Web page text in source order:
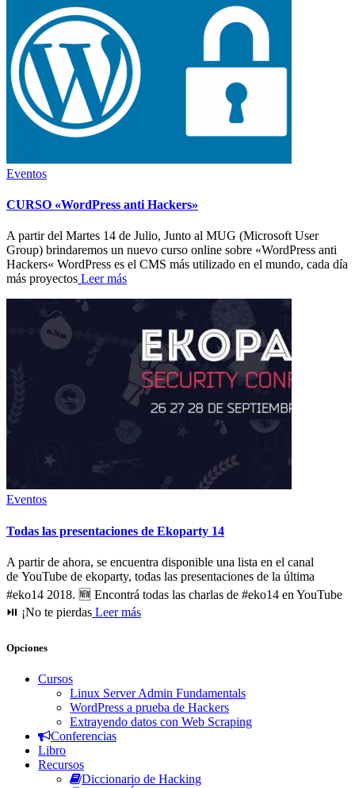
Eventos
CURSO «WordPress anti Hackers»
A partir del Martes 14 de Julio, Junto al MUG (Microsoft User
Group) brindaremos un nuevo curso online sobre «WordPress anti
Hackers« WordPress es el CMS más utilizado en el mundo, cada día
más proyectos Leer más
Eventos
Todas las presentaciones de Ekoparty 14
A partir de ahora, se encuentra disponible una lista en el canal
de YouTube de ekoparty, todas las presentaciones de la última
#eko14 2018. 🆕 Encontrá todas las charlas de #eko14 en YouTube
⏯ ¡No te pierdas Leer más
Opciones
Cursos
Linux Server Admin Fundamentals
WordPress a prueba de Hackers
Extrayendo datos con Web Scraping
Conferencias
Libro
Recursos
Diccionario de Hacking